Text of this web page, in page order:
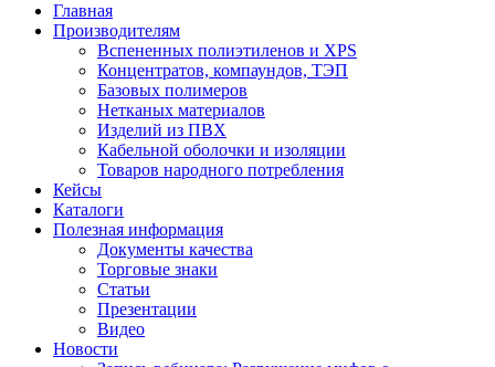
Главная
Производителям
Вспененных полиэтиленов и XPS
Концентратов, компаундов, ТЭП
Базовых полимеров
Нетканых материалов
Изделий из ПВХ
Кабельной оболочки и изоляции
Товаров народного потребления
Кейсы
Каталоги
Полезная информация
Документы качества
Торговые знаки
Статьи
Презентации
Видео
Новости